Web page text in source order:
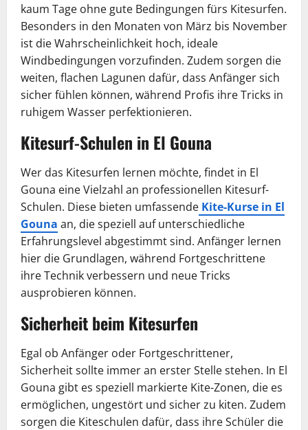
kaum Tage ohne gute Bedingungen fürs Kitesurfen.
Besonders in den Monaten von März bis November
ist die Wahrscheinlichkeit hoch, ideale
Windbedingungen vorzufinden. Zudem sorgen die
weiten, flachen Lagunen dafür, dass Anfänger sich
sicher fühlen können, während Profis ihre Tricks in
ruhigem Wasser perfektionieren.
Kitesurf-Schulen in El Gouna
Wer das Kitesurfen lernen möchte, findet in El
Gouna eine Vielzahl an professionellen Kitesurf-
Schulen. Diese bieten umfassende Kite-Kurse in El
Gouna an, die speziell auf unterschiedliche
Erfahrungslevel abgestimmt sind. Anfänger lernen
hier die Grundlagen, während Fortgeschrittene
ihre Technik verbessern und neue Tricks
ausprobieren können.
Sicherheit beim Kitesurfen
Egal ob Anfänger oder Fortgeschrittener,
Sicherheit sollte immer an erster Stelle stehen. In El
Gouna gibt es speziell markierte Kite-Zonen, die es
ermöglichen, ungestört und sicher zu kiten. Zudem
sorgen die Kiteschulen dafür, dass ihre Schüler die